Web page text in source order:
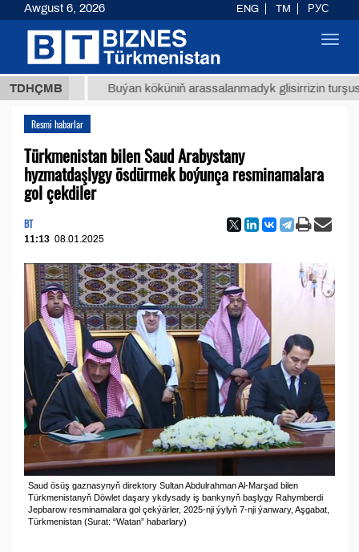
TDHÇMB
ТМТ Buýan köküniň arassalanmadyk glisirrizin turşusy (t.)
Resmi habarlar
Türkmenistan bilen Saud Arabystany
hyzmatdaşlygy ösdürmek boýunça resminamalara
gol çekdiler
BT
11:13 08.01.2025
Saud ösüş gaznasynyň direktory Sultan Abdulrahman Al-Marşad bilen
Türkmenistanyň Döwlet daşary ykdysady iş bankynyň başlygy Rahymberdi
Jepbarow resminamalara gol çekýärler, 2025-nji ýylyň 7-nji ýanwary, Aşgabat,
Türkmenistan (Surat: “Watan” habarlary)
Awgust 6, 2026 ENG TM РУС